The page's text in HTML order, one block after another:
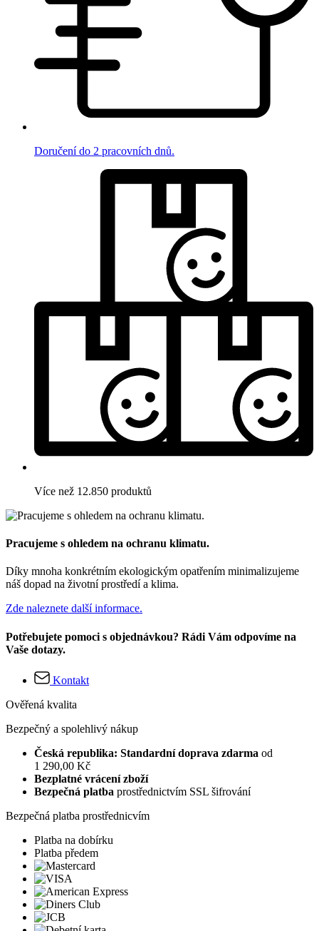
Doručení do 2 pracovních dnů.
Více než 12.850 produktů
Pracujeme s ohledem na ochranu klimatu.
Díky mnoha konkrétním ekologickým opatřením minimalizujeme
náš dopad na životní prostředí a klima.
Zde naleznete další informace.
Potřebujete pomoci s objednávkou? Rádi Vám odpovíme na
Vaše dotazy.
Kontakt
Ověřená kvalita
Bezpečný a spolehlivý nákup
Česká republika: Standardní doprava zdarma od
1 290,00 Kč
Bezplatné vrácení zboží
Bezpečná platba prostřednictvím SSL šifrování
Bezpečná platba prostřednicvím
Platba na dobírku
Platba předem